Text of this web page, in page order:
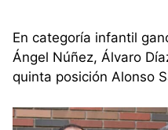
En categoría infantil
Ángel Núñez, Álvaro
quinta posición Alonso